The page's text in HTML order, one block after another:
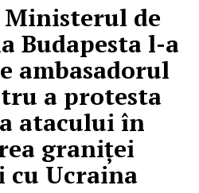
de
Budapesta l-a
ambasadorul
a protesta
atacului în
graniței
cu Ucraina